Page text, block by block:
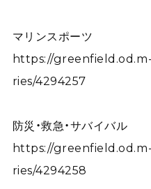
マリンスポーツ
https://
ries/4294257
防災・救急・サバイバル
https://
ries/4294258